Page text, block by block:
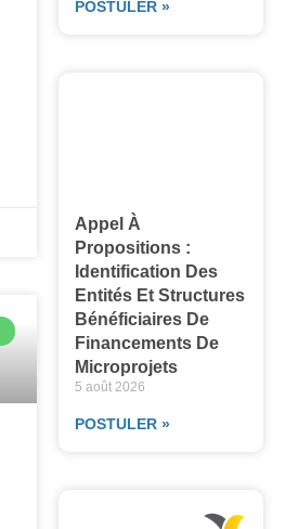
POSTULER »
Appel À
Propositions :
Identification Des
Entités Et Structures
Bénéficiaires De
Financements De
Microprojets
5 août 2026
POSTULER »